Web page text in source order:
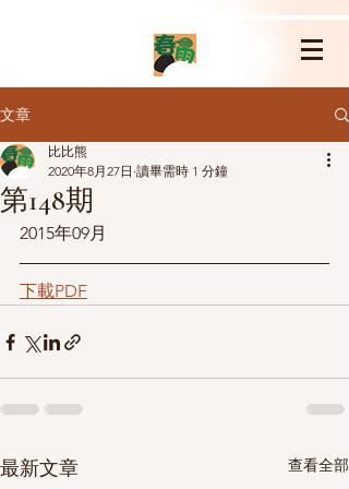
文章
第148期
比比熊
2020年8月27日 讀畢需時 1 分鐘
2015年09月
下載PDF
最新文章 查看全部